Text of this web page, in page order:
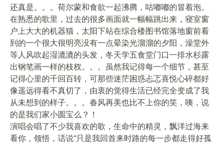
还真是。。。荷尔蒙和食欲一起沸腾，咕嘟嘟的冒着泡。
在熟悉的歌里，过去的很多画面就一幅幅跳出来，寝室窗
户上大大的机器猫，太阳下站在综合楼图书馆落地窗前看
到的一个很大很明亮没有一点晕染光溜溜的夕阳，澡堂外
等人风吹起湿漉漉的头发，冬天学五食堂门口一排水杉露
出钢笔画一样的枝杈。。。虽然我记得每一个细节，甚至
记得心里的千回百转，可那些迷茫困惑忐忑喜悦心碎都好
像遥远得看不真切了，由衷的觉得生活已经完全变成了我
从未想到的样子。。。春风再美也比不上你的笑，咦，说
的是我们家小圆宝么？！
演唱会唱了不少我喜欢的歌，生命中的精灵，飘洋过海来
看你，领悟，话说“只是我回首来时路的每一步都走得好孤